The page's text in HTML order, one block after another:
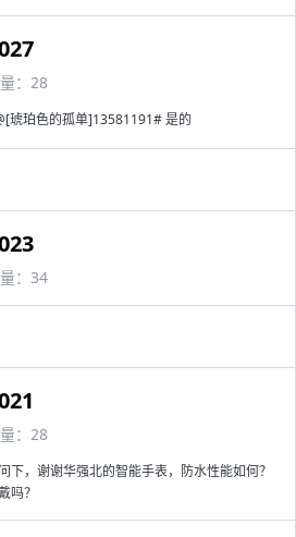
：28
琥珀色的孤单]13581191# 是的
：34
：28
下，谢谢华强北的智能手表，防水性能如何？
吗？